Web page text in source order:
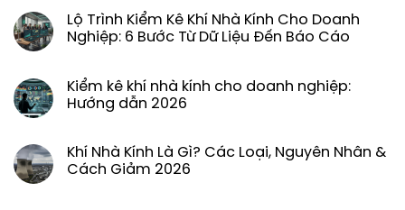
Lộ Trình Kiểm Kê Khí Nhà Kính Cho Doanh
Nghiệp: 6 Bước Từ Dữ Liệu Đến Báo Cáo
Kiểm kê khí nhà kính cho doanh nghiệp:
Hướng dẫn 2026
Khí Nhà Kính Là Gì? Các Loại, Nguyên Nhân &
Cách Giảm 2026